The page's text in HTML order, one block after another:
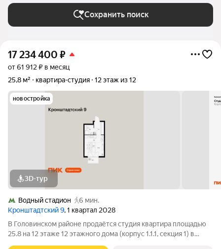
Сохранить поиск
17 234 400 ₽
от 61 912 ₽ в месяц
25,8 м²
квартира-студия 12 этаж из 12
новостройка
3D-тур
Водный стадион
6 мин.
Кронштадтский 9, 1 квартал 2028
В Головинском районе продаётся студия квартира площадью
25.8 на 12 этаже 12 этажного дома (корпус 1.1.1, секция 1) в